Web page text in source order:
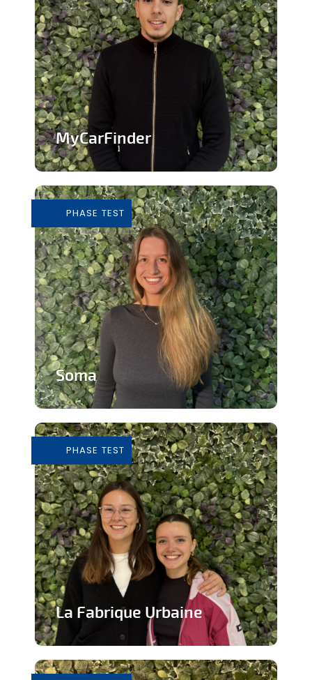
MyCarFinder
d'occasion
En savoir plus
PHASE TEST
Soma
immersive
En savoir plus
PHASE TEST
La Fabrique Urbaine
outils pour consommer de façon...